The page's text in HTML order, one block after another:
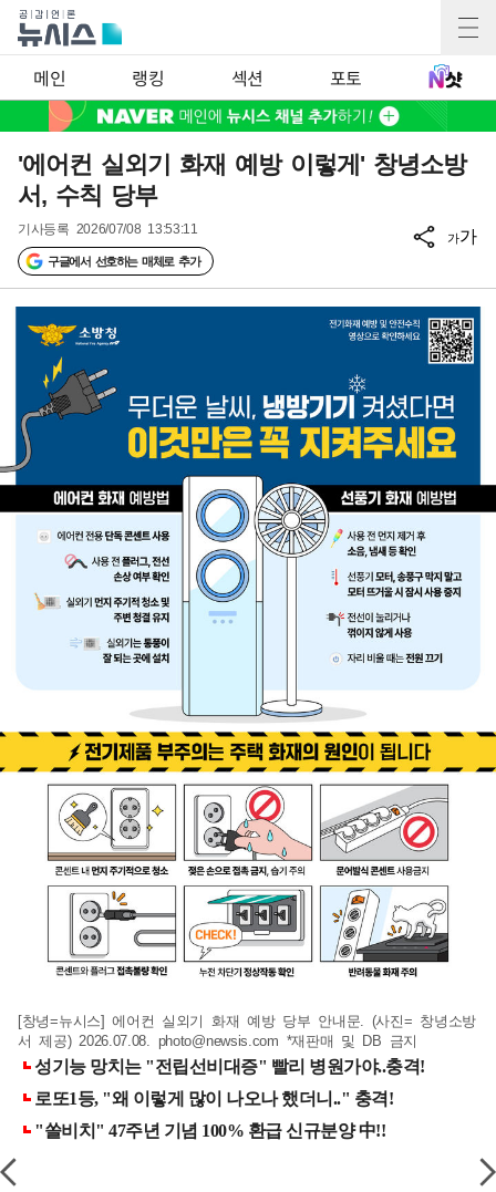
메인 랭킹 섹션 포토
'에어컨 실외기 화재 예방 이렇게' 창녕소방
서, 수칙 당부
기사등록 2026/07/08 13:53:11
구글에서 선호하는 매체로 추가
가가
[창녕=뉴시스] 에어컨 실외기 화재 예방 당부 안내문. (사진= 창녕소방
서 제공) 2026.07.08. photo@newsis.com *재판매 및 DB 금지